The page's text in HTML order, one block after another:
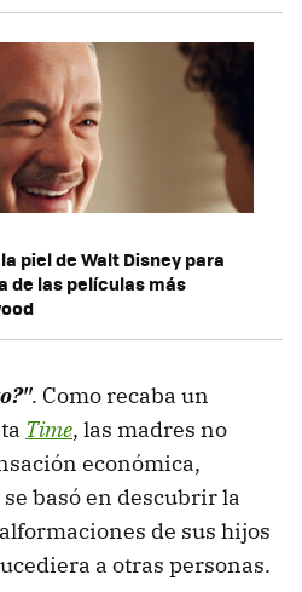
piel de Walt Disney para
de las películas más
. Como recaba un
Time, las madres no
económica,
basó en descubrir la
de sus hijos
a otras personas.